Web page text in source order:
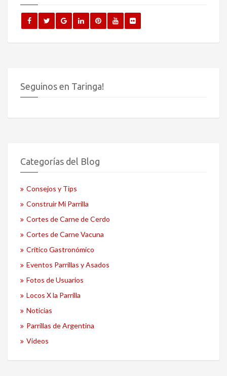
Seguinos en Taringa!
Categorías del Blog
Consejos y Tips
Construir Mi Parrilla
Cortes de Carne de Cerdo
Cortes de Carne Vacuna
Crítico Gastronómico
Eventos Parrillas y Asados
Fotos de Usuarios
Locos X la Parrilla
Noticias
Parrillas de Argentina
Videos